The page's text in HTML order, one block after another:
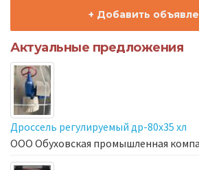
+ Добавить
Актуальные предложения
Дроссель регулируемый др-80х35 хл
ООО Обуховская промышленная